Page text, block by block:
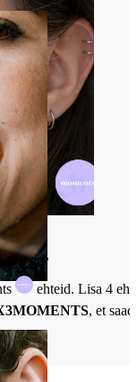
EEST
ehteid. Lisa 4
, et